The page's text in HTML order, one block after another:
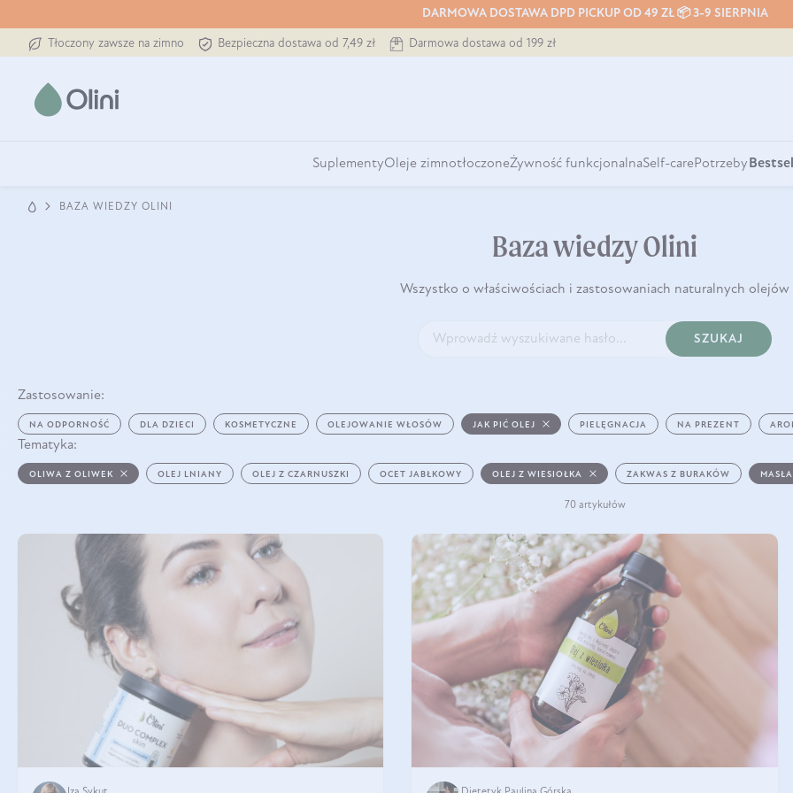
DARMOWA DOSTAWA DPD PICKUP OD 49 ZŁ 📦 3-9 SIERPNIA
Tłoczony zawsze na zimno Bezpieczna dostawa od 7,49 zł Darmowa dostawa od 199 zł
SuplementyOleje zimnotłoczoneŻywność funkcjonalnaSelf-carePotrzeby
BAZA WIEDZY OLINI
Baza wiedzy Olini
Wszystko o właściwościach i zastosowaniach naturalnych olejów
SZUKAJ
Zastosowanie:
NA ODPORNOŚĆ DLA DZIECI KOSMETYCZNE OLEJOWANIE WŁOSÓW JAK PIĆ OLEJ PIELĘGNACJA NA PREZENT
Tematyka:
OLIWA Z OLIWEK OLEJ LNIANY OLEJ Z CZARNUSZKI OCET JABŁKOWY OLEJ Z WIESIOŁKA ZAKWAS Z BURAKÓW
70 artykułów